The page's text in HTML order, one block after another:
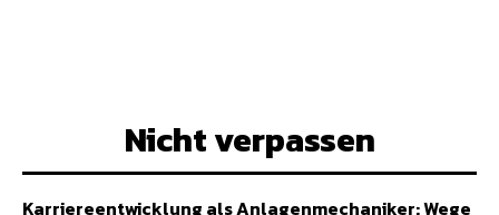
Nicht verpassen
Karriereentwicklung als Anlagenmechaniker: Wege